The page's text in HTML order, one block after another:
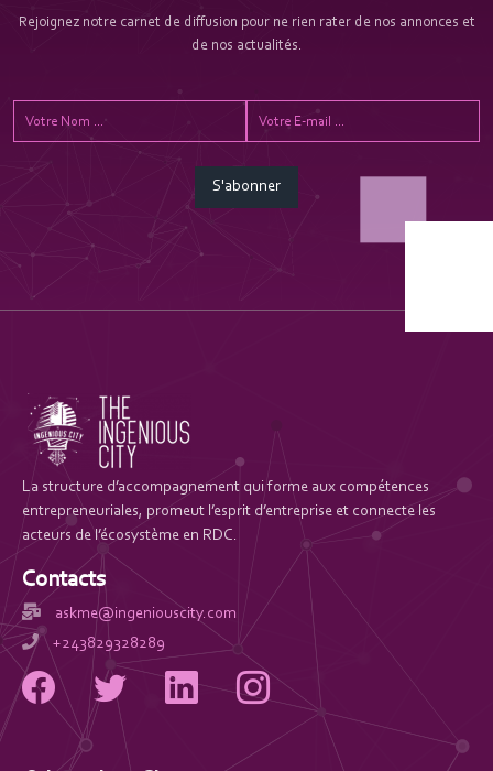
Rejoignez notre carnet de diffusion pour ne rien rater de nos annonces et
de nos actualités.
S'abonner
La structure d’accompagnement qui forme aux compétences
entrepreneuriales, promeut l’esprit d’entreprise et connecte les
acteurs de l’écosystème en RDC.
Contacts
askme@ingeniouscity.com
+243829328289